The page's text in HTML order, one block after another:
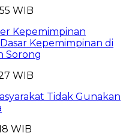
WIB
Kepemimpinan
Kepemimpinan di
Sorong
WIB
Tidak Gunakan
WIB